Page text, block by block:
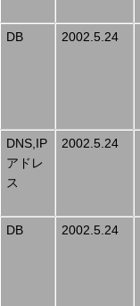
DB 2002.5.24
DNS,IP
アドレ
ス
2002.5.24
DB 2002.5.24